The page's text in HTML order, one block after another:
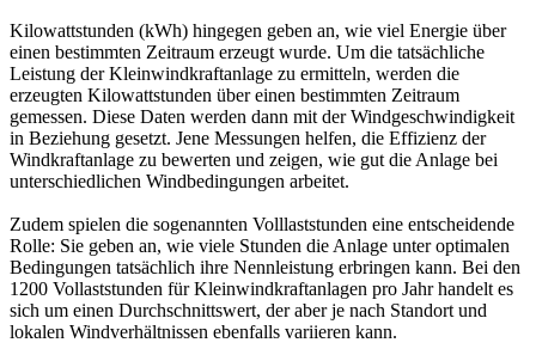
Kilowattstunden (kWh) hingegen geben an, wie viel Energie über
einen bestimmten Zeitraum erzeugt wurde. Um die tatsächliche
Leistung der Kleinwindkraftanlage zu ermitteln, werden die
erzeugten Kilowattstunden über einen bestimmten Zeitraum
gemessen. Diese Daten werden dann mit der Windgeschwindigkeit
in Beziehung gesetzt. Jene Messungen helfen, die Effizienz der
Windkraftanlage zu bewerten und zeigen, wie gut die Anlage bei
unterschiedlichen Windbedingungen arbeitet.
Zudem spielen die sogenannten Volllaststunden eine entscheidende
Rolle: Sie geben an, wie viele Stunden die Anlage unter optimalen
Bedingungen tatsächlich ihre Nennleistung erbringen kann. Bei den
1200 Vollaststunden für Kleinwindkraftanlagen pro Jahr handelt es
sich um einen Durchschnittswert, der aber je nach Standort und
lokalen Windverhältnissen ebenfalls variieren kann.